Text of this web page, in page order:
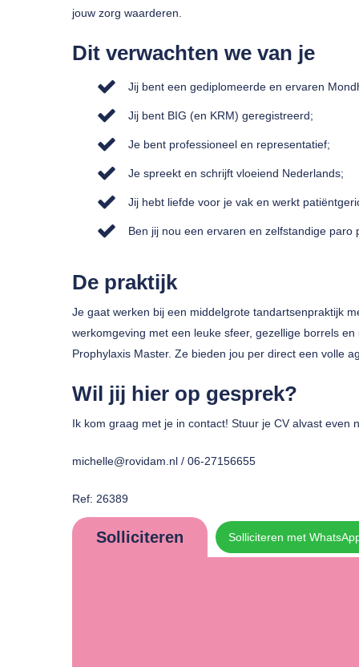
jouw zorg waarderen.
Dit verwachten we van je
Jij bent een gediplomeerde en ervaren
Jij bent BIG (en KRM) geregistreerd;
Je bent professioneel en representatief;
Je spreekt en schrijft vloeiend Nederlands;
Jij hebt liefde voor je vak en werkt
Ben jij nou een ervaren en zelfstandige
De praktijk
Je gaat werken bij een middelgrote tandartsenpraktijk
werkomgeving met een leuke sfeer, gezellige borrels
Prophylaxis Master. Ze bieden jou per direct een volle
Wil jij hier op gesprek?
Ik kom graag met je in contact! Stuur je CV alvast even
michelle@rovidam.nl / 06-27156655
Ref: 26389
Solliciteren Solliciteren met